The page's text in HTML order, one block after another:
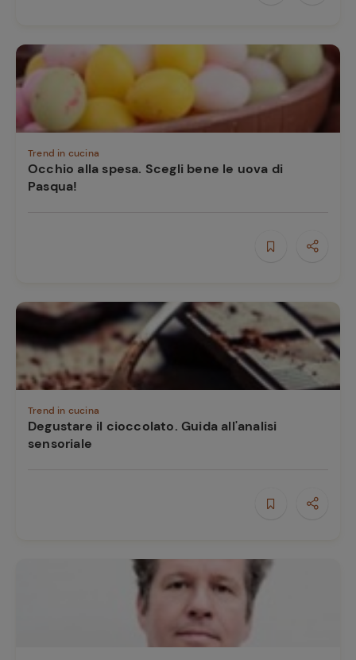
Trend in cucina
Occhio alla spesa. Scegli bene le uova di
Pasqua!
Trend in cucina
Degustare il cioccolato. Guida all'analisi
sensoriale